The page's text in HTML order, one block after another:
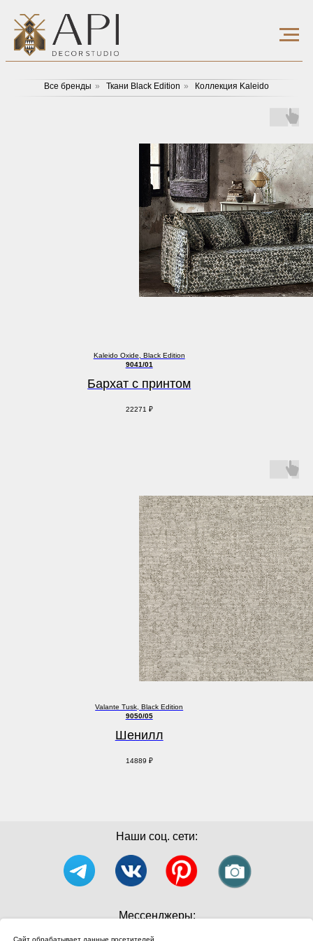
Все бренды » Ткани Black Edition » Коллекция Kaleido
Kaleido Oxide, Black Edition
9041/01
Бархат с принтом
22271 ₽
Valante Tusk, Black Edition
9050/05
Шенилл
14889 ₽
Сайт обрабатывает данные посетителей
Наши соц. сети:
Мессенджеры: